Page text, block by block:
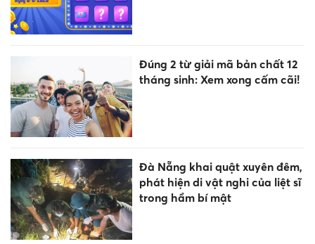
Đúng 2 từ giải mã bản chất 12
tháng sinh: Xem xong cấm cãi!
Đà Nẵng khai quật xuyên đêm,
phát hiện di vật nghi của liệt sĩ
trong hầm bí mật